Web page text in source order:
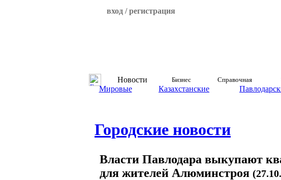
вход / регистрация
Новости Бизнес Справочная
Мировые Казахстанские
Городские новости
Власти Павлодара выкупают
для жителей Алюминстроя